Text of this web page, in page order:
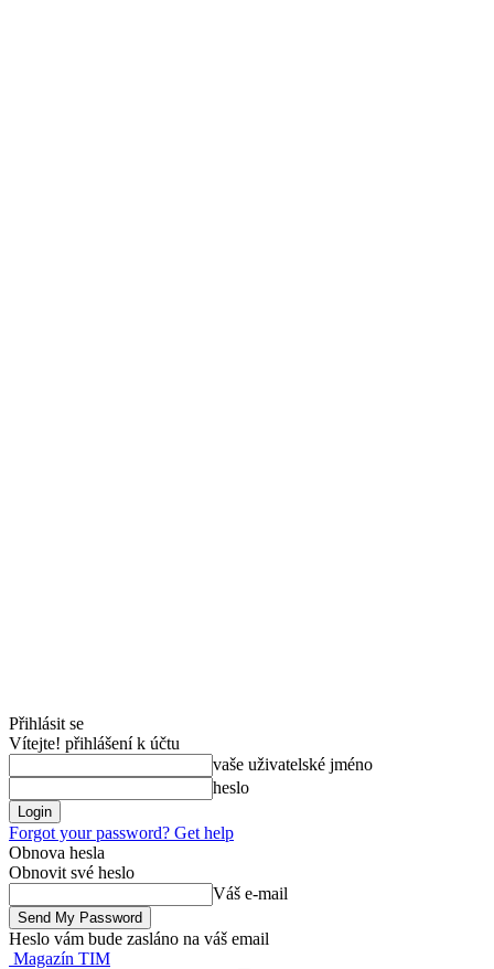
Přihlásit se
Vítejte! přihlášení k účtu
vaše uživatelské jméno
heslo
Forgot your password? Get help
Obnova hesla
Obnovit své heslo
Váš e-mail
Heslo vám bude zasláno na váš email
Magazín TIM